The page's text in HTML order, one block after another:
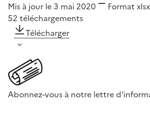
Mis à jour le 3 mai 2020 Format xlsx
52 téléchargements
Télécharger
Abonnez-vous à notre lettre